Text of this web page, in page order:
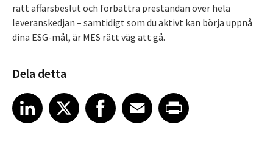
rätt affärsbeslut och förbättra prestandan över hela
leveranskedjan – samtidigt som du aktivt kan börja uppnå
dina ESG-mål, är MES rätt väg att gå.
Dela detta
Share article on LinkedIn
LinkedIn
Share article on XShare article on Facebook
Facebook
Share article on Email
EmailShare article on Print